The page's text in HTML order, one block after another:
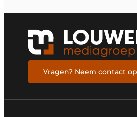
Vragen? Neem contact op